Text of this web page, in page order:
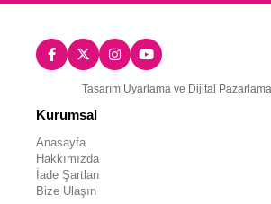
Tasarım Uyarlama ve Dijital
Kurumsal
Anasayfa
Hakkımızda
İade Şartları
Bize Ulaşın